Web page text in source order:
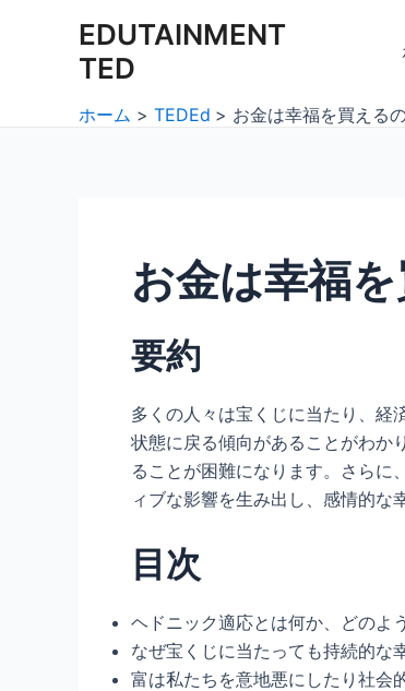
EDUTAINMENT
TED
ホーム TEDEd お金は幸福を買える
お金は幸福
要約
多くの人々は宝くじに当たり、経
状態に戻る傾向があることがわか
ることが困難になります。さらに
ィブな影響を生み出し、感情的な
目次
ヘドニック適応とは何か、どのよ
なぜ宝くじに当たっても持続的な
富は私たちを意地悪にしたり社会
navigation